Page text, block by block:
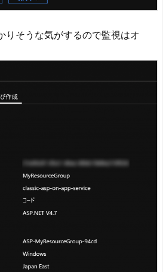
りそうな気がするので監視はオ